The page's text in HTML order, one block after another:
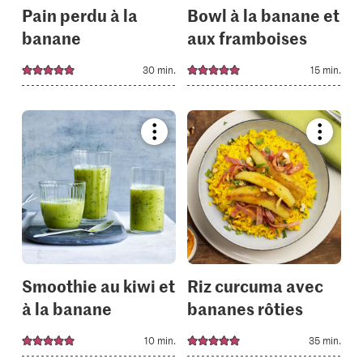
Pain perdu à la
banane
30 min.
Bowl à la banane et
aux framboises
15 min.
Bookmark
recipe
add
it
to
your
collections.
Smoothie au kiwi et
à la banane
10 min.
recipe
or
add
to
your
Riz curcuma avec
bananes rôties
35 min.